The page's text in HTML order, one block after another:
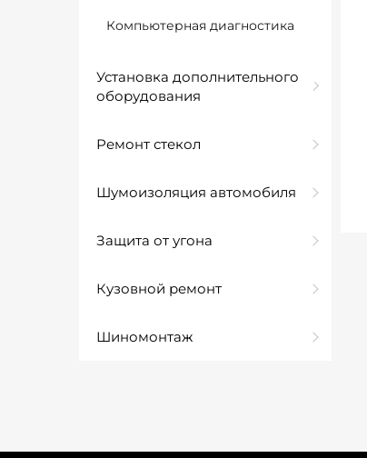
Компьютерная диагностика
Установка дополнительного
оборудования
Ремонт стекол
Шумоизоляция автомобиля
Защита от угона
Кузовной ремонт
Шиномонтаж